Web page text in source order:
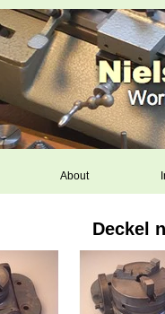
About
Deckel